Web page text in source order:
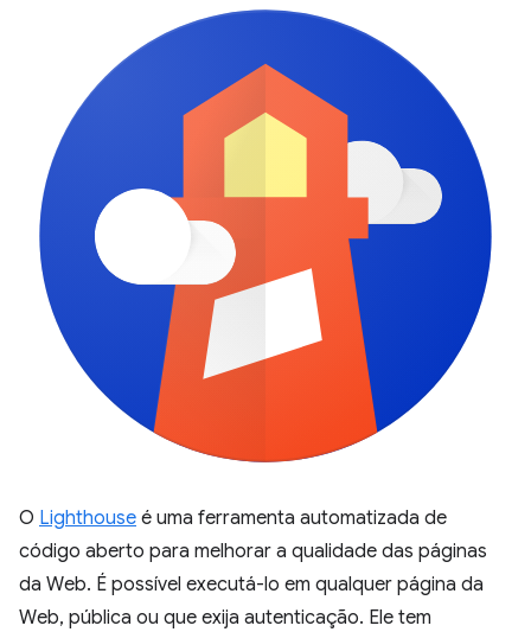
O Lighthouse é uma ferramenta automatizada de
código aberto para melhorar a qualidade das páginas
da Web. É possível executá-lo em qualquer página da
Web, pública ou que exija autenticação. Ele tem